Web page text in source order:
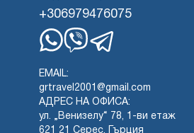
+306979476075
EMAIL:
grtravel2001@gmail.com
АДРЕС НА ОФИСА:
ул. „Венизелу“ 78, 1-ви етаж
621 21 Серес, Гърция